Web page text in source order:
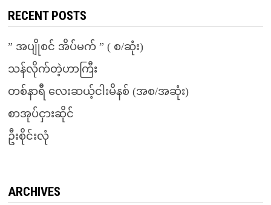
RECENT POSTS
” အပျိုစင် အိပ်မက် ” ( စ/ဆုံး)
သန်လိုက်တဲ့ဟာကြီး
တစ်နာရီ လေးဆယ့်ငါးမိနစ် (အစ/အဆုံး)
စာအုပ်ငှားဆိုင်
ဦးစိုင်းလုံ
ARCHIVES